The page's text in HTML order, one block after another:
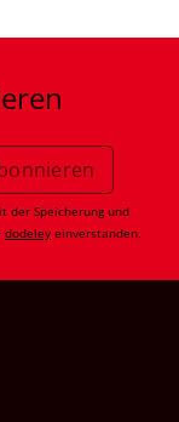
der Speicherung und
dodeley einverstanden.